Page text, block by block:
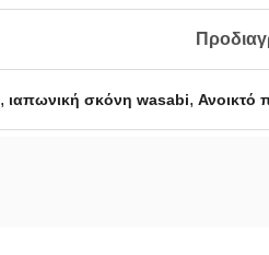
, ιαπωνική σκόνη wasabi, Ανοικτό